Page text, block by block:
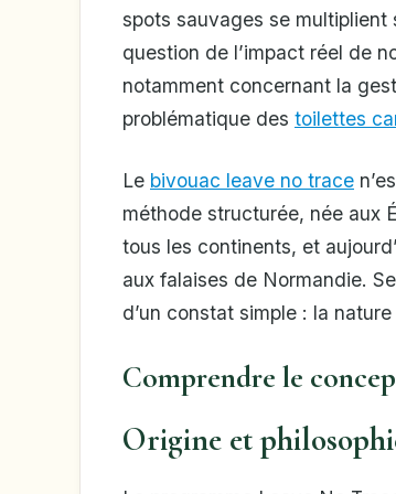
spots sauvages se multiplient
question de l’impact réel de
notamment concernant la
problématique des toilettes
Le bivouac leave no trace
méthode structurée, née aux
tous les continents, et
aux falaises de Normandie.
d’un constat simple : la
Comprendre le
Origine et